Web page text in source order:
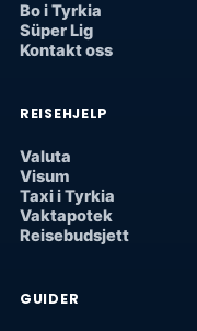
Bo i Tyrkia
Süper Lig
Kontakt oss
REISEHJELP
Valuta
Visum
Taxi i Tyrkia
Vaktapotek
Reisebudsjett
GUIDER